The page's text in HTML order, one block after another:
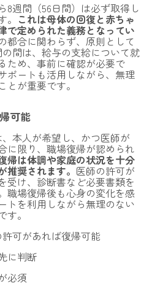
8週間（56日間）は必ず取得し
これは母体の回復と赤ちゃ
で定められた義務となってい
都合に関わらず、原則として
間は、給与の支給について就
ため、事前に確認が必要で
ポートも活用しながら、無理
が重要です。
可能
本人が希望し、かつ医師が
に限り、職場復帰が認められ
帰は体調や家庭の状況を十分
奨されます。 医師の許可が
受け、診断書など必要書類を
職場復帰後も心身の変化を感
トを利用しながら無理のない
。
可があれば復帰可能
に判断
必須